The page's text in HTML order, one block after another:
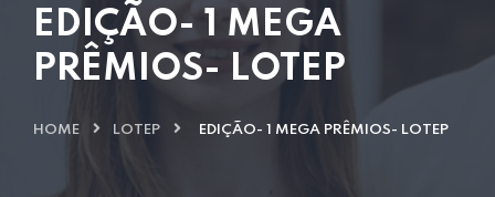
EDIÇÃO- 1 MEGA
PRÊMIOS- LOTEP
HOME LOTEP EDIÇÃO- 1 MEGA PRÊMIOS- LOTEP